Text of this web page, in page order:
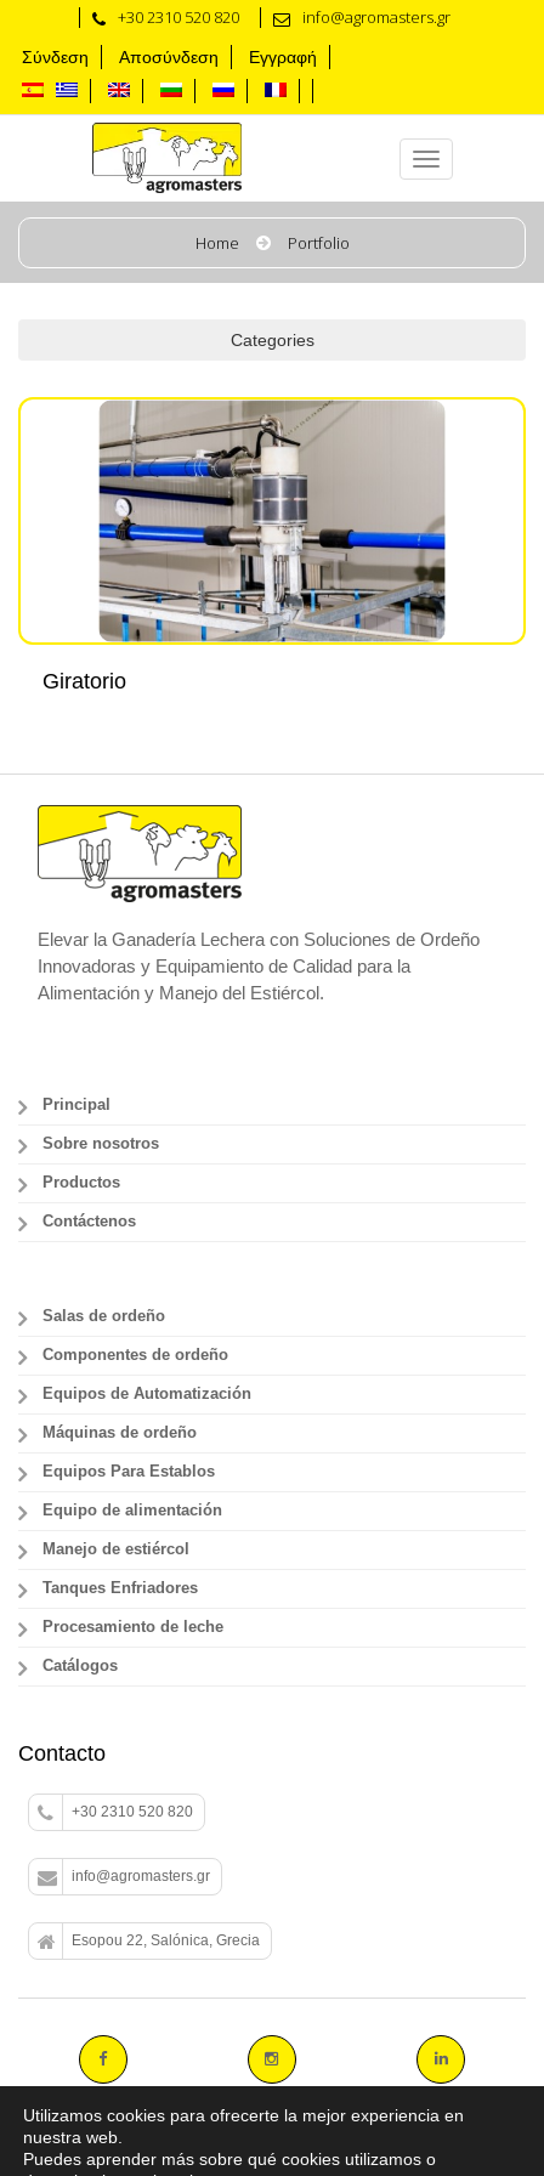
+30 2310 520 820 info@agromasters.gr
Σύνδεση Αποσύνδεση Εγγραφή
Partes del sistema de ordeño rotativo
Home Portfolio
Categories
Giratorio
Elevar la Ganadería Lechera con Soluciones de Ordeño
Innovadoras y Equipamiento de Calidad para la
Alimentación y Manejo del Estiércol.
Principal
Sobre nosotros
Productos
Contáctenos
Salas de ordeño
Componentes de ordeño
Equipos de Automatización
Máquinas de ordeño
Equipos Para Establos
Equipo de alimentación
Manejo de estiércol
Tanques Enfriadores
Procesamiento de leche
Catálogos
Contacto
+30 2310 520 820
info@agromasters.gr
Esopou 22, Salónica, Grecia
Utilizamos cookies para ofrecerte la mejor experiencia en
nuestra web.
Puedes aprender más sobre qué cookies utilizamos o